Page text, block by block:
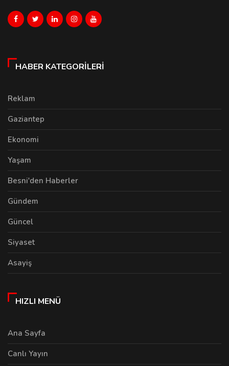
HABER KATEGORILERI
Reklam
Gaziantep
Ekonomi
Yaşam
Besni'den Haberler
Gündem
Güncel
Siyaset
Asayiş
HIZLI MENÜ
Ana Sayfa
Canlı Yayın